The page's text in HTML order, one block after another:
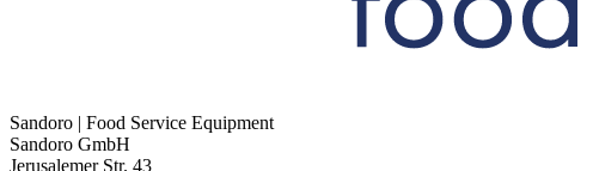
Sandoro | Food Service Equipment
Sandoro GmbH
Jerusalemer Str. 43